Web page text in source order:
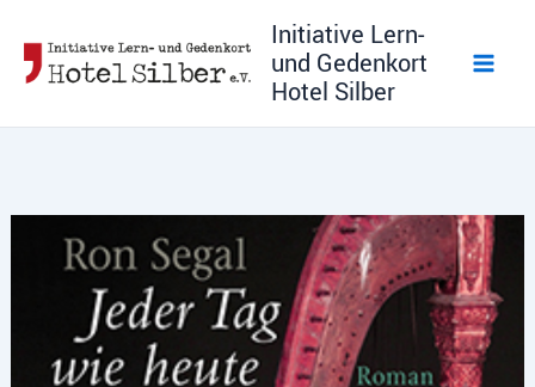
Inhalt
springen
Initiative Lern-
und Gedenkort
Hotel Silber